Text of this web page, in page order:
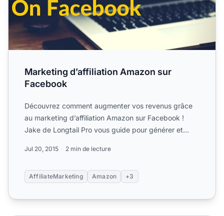
Marketing d’affiliation Amazon sur
Facebook
Découvrez comment augmenter vos revenus grâce
au marketing d’affiliation Amazon sur Facebook !
Jake de Longtail Pro vous guide pour générer et
Jul 20, 2015 2 min de lecture
AffiliateMarketing Amazon +3